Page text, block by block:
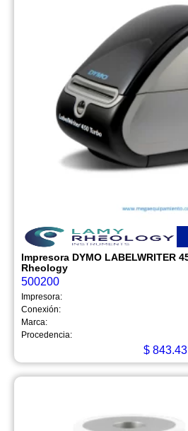
Impresora DYMO LABELWRITER
Rheology
500200
Impresora:
Conexión:
Marca:
Procedencia:
$ 843.43